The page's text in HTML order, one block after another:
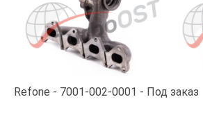
Refone 7001-002-0001 Под заказ